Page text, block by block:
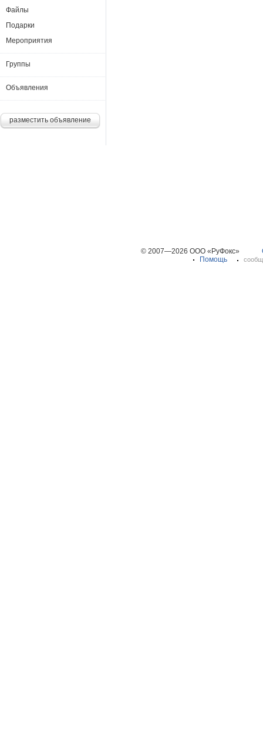
Файлы
Подарки
Мероприятия
Группы
Объявления
разместить объявление
© 2007—2026 ООО «РуФокс»
Помощь